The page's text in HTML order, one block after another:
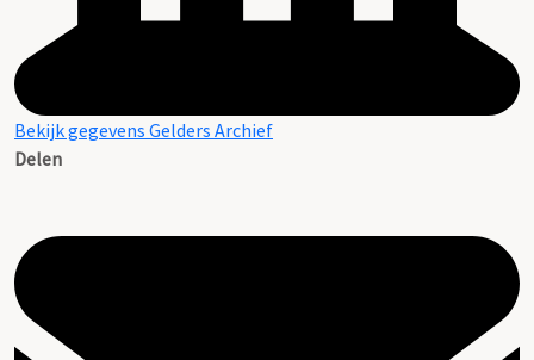
Bekijk gegevens Gelders Archief
Delen